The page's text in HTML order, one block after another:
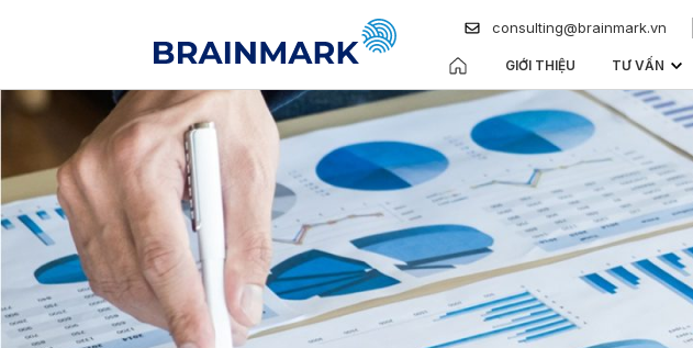
consulting@brainmark.vn
GIỚI THIỆU TƯ VẤN